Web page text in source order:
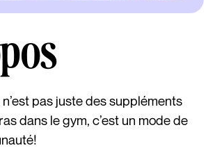
pas juste des suppléments
dans le gym, c’est un mode de